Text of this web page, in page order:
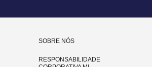
SOBRE NÓS
RESPONSABILIDADE